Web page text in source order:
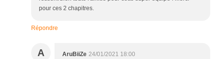
pour ces 2 chapitres.
Répondre
A AruBiiZe 24/01/2021 18:00